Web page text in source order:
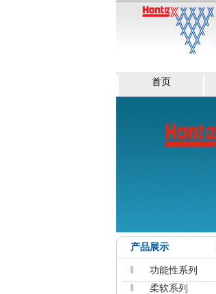
首页
产品展示
功能性系列
柔软系列